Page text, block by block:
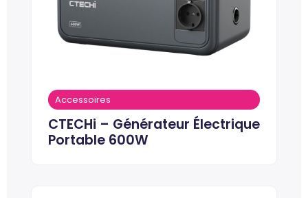
Accessoires
CTECHi – Générateur Électrique
Portable 600W